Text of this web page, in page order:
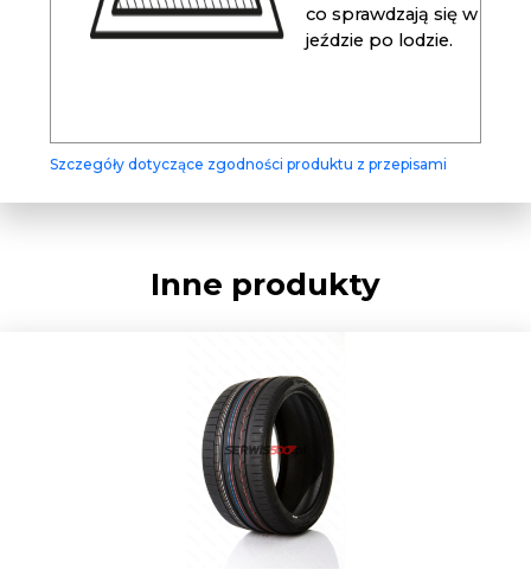
co sprawdzają się w
jeździe po lodzie.
Szczegóły dotyczące zgodności produktu z przepisami
Inne produkty